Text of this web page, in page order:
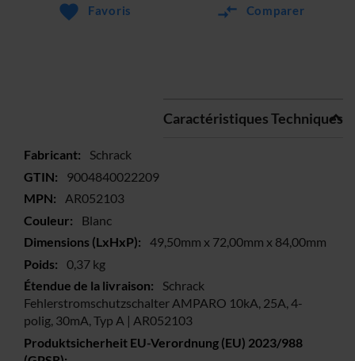
Favoris Comparer
Caractéristiques Techniques
Plus
d’information
Schrack
9004840022209
AR052103
Blanc
49,50mm x 72,00mm x 84,00mm
0,37 kg
Schrack
Fehlerstromschutzschalter AMPARO 10kA, 25A, 4-
polig, 30mA, Typ A | AR052103